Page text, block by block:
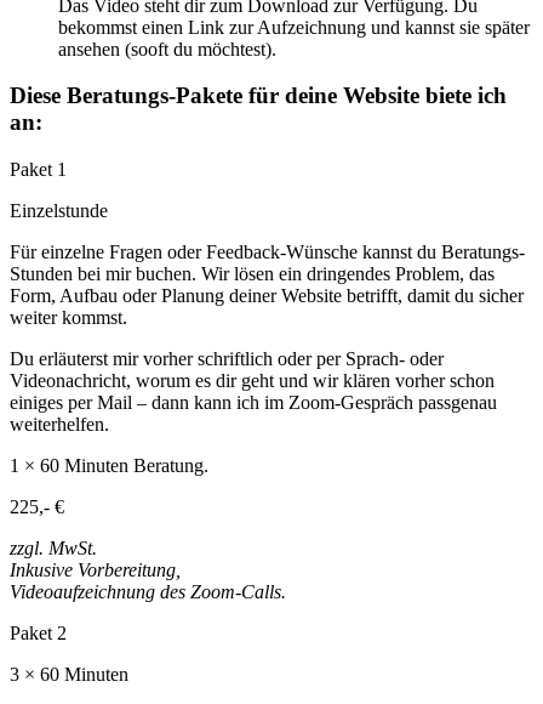
Das Video steht dir zum Download zur Verfügung. Du
bekommst einen Link zur Aufzeichnung und kannst sie später
ansehen (sooft du möchtest).
Diese Beratungs-Pakete für deine Website biete ich
an:
Paket 1
Einzelstunde
Für einzelne Fragen oder Feedback-Wünsche kannst du Beratungs-
Stunden bei mir buchen. Wir lösen ein dringendes Problem, das
Form, Aufbau oder Planung deiner Website betrifft, damit du sicher
weiter kommst.
Du erläuterst mir vorher schriftlich oder per Sprach- oder
Videonachricht, worum es dir geht und wir klären vorher schon
einiges per Mail – dann kann ich im Zoom-Gespräch passgenau
weiterhelfen.
1 × 60 Minuten Beratung.
225,- €
zzgl. MwSt.
Inkusive Vorbereitung,
Videoaufzeichnung des Zoom-Calls.
Paket 2
3 × 60 Minuten